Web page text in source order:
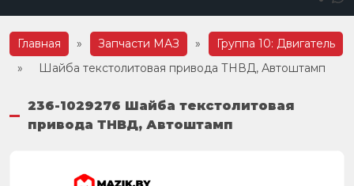
Главная » Запчасти МАЗ »
Группа 10: Двигатель
»
Шайба текстолитовая привода ТНВД, Автоштамп
236-1029276 Шайба текстолитовая
привода ТНВД, Автоштамп